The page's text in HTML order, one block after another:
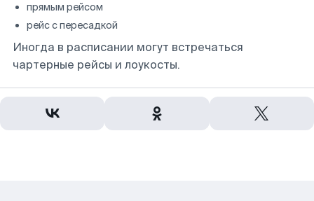
прямым рейсом
рейс с пересадкой
Иногда в расписании могут встречаться
чартерные рейсы и лоукосты.